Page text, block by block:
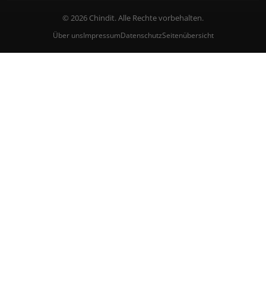
© 2026 Chindit. Alle Rechte vorbehalten.
Über unsImpressumDatenschutzSeitenübersicht